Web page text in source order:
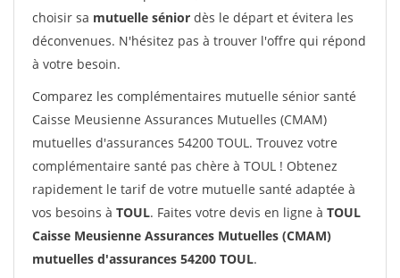
choisir sa mutuelle sénior dès le départ et évitera les
déconvenues. N'hésitez pas à trouver l'offre qui répond
à votre besoin.
Comparez les complémentaires mutuelle sénior santé
Caisse Meusienne Assurances Mutuelles (CMAM)
mutuelles d'assurances 54200 TOUL. Trouvez votre
complémentaire santé pas chère à TOUL ! Obtenez
rapidement le tarif de votre mutuelle santé adaptée à
vos besoins à TOUL. Faites votre devis en ligne à TOUL
Caisse Meusienne Assurances Mutuelles (CMAM)
mutuelles d'assurances 54200 TOUL.